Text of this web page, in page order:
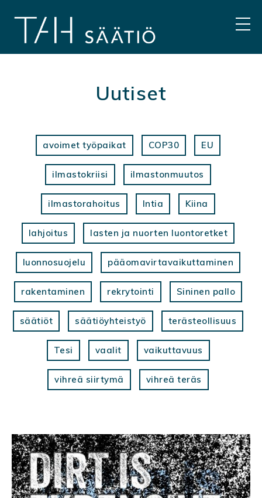
sisältöön
Uutiset
avoimet työpaikat COP30 EU
ilmastokriisi ilmastonmuutos
ilmastorahoitus Intia Kiina
lahjoitus lasten ja nuorten luontoretket
luonnosuojelu pääomavirtavaikuttaminen
rakentaminen rekrytointi Sininen pallo
säätiöt säätiöyhteistyö terästeollisuus
Tesi vaalit vaikuttavuus
vihreä siirtymä vihreä teräs